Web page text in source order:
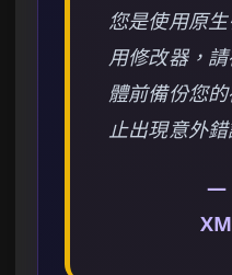
您是使用原
用修改器，
體前備份您
止出現意外錯
—